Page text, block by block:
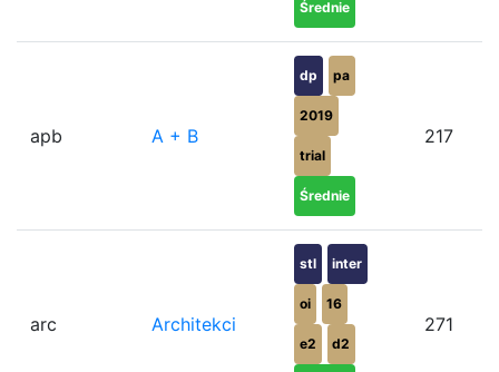
Średnie
apb A + B
dp pa
2019
trial
Średnie
217
arc Architekci
stl inter
oi 16
e2 d2
271